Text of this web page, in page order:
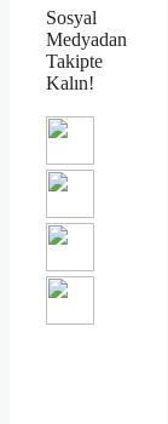
Sosyal
Medyadan
Takipte
Kalın!